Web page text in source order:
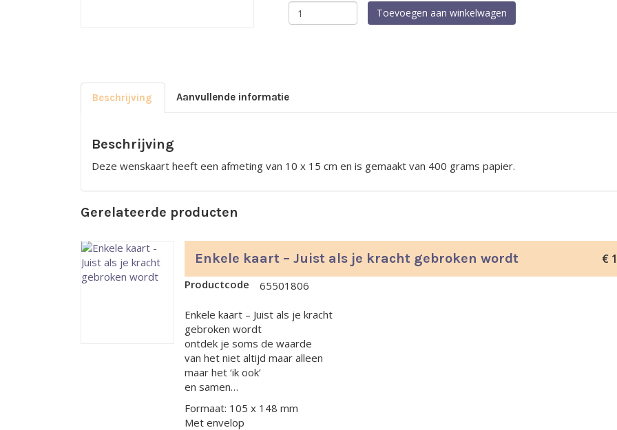
Enkele
kaart
Toevoegen aan winkelwagen
Beschrijving Aanvullende informatie
Beschrijving
Deze wenskaart heeft een afmeting van 10 x 15 cm en is gemaakt van 400 grams papier.
Gerelateerde producten
Enkele kaart – Juist als je kracht gebroken wordt €
Productcode 65501806
Enkele kaart – Juist als je kracht
gebroken wordt
ontdek je soms de waarde
van het niet altijd maar alleen
maar het ‘ik ook’
en samen…
Formaat: 105 x 148 mm
Met envelop